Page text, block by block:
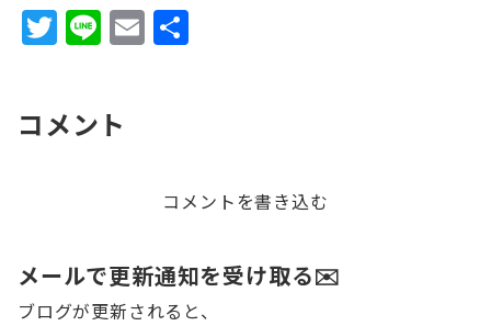
T
w
te
Li
n
E
m
コメント
コメントを書き込む
メールで更新通知を受け取る✉️
ブログが更新されると、